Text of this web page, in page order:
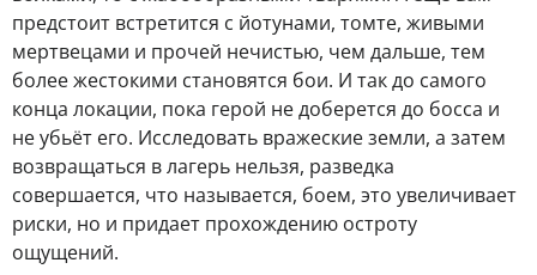
предстоит встретится с йотунами, томте, живыми
мертвецами и прочей нечистью, чем дальше, тем
более жестокими становятся бои. И так до самого
конца локации, пока герой не доберется до босса и
не убьёт его. Исследовать вражеские земли, а затем
возвращаться в лагерь нельзя, разведка
совершается, что называется, боем, это увеличивает
риски, но и придает прохождению остроту
ощущений.